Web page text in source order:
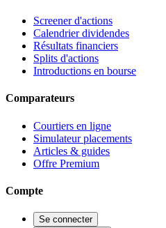
Screener d'actions
Calendrier dividendes
Résultats financiers
Splits d'actions
Introductions en bourse
Comparateurs
Courtiers en ligne
Simulateur placements
Articles & guides
Offre Premium
Compte
Se connecter